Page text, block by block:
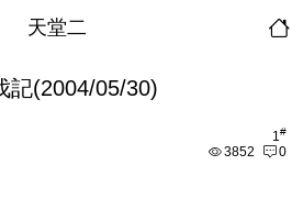
天堂二
記(2004/05/30)
1#
3852 0